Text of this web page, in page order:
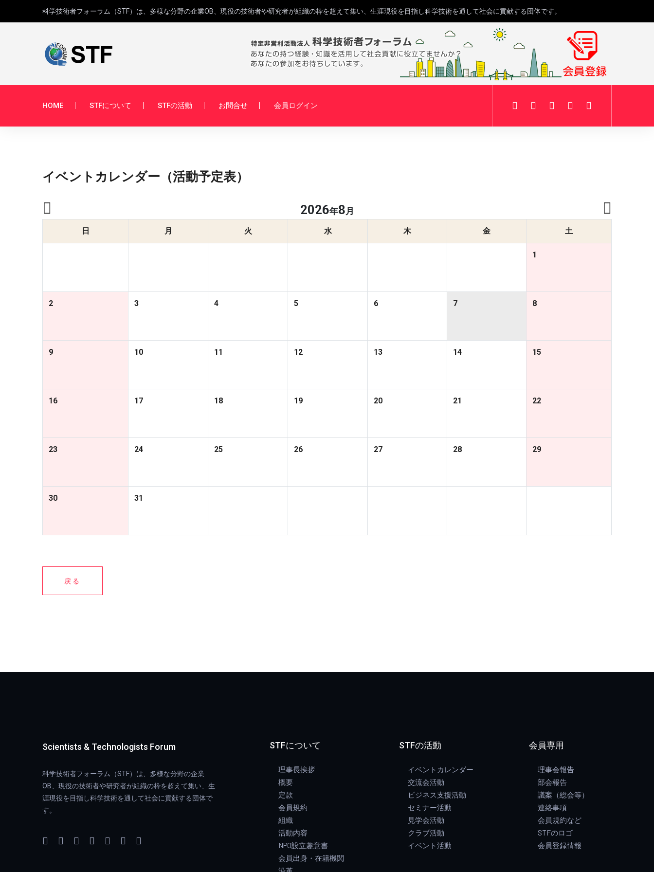
科学技術者フォーラム（STF）は、多様な分野の企業OB、現役の技術者や研究者が組織の枠を超えて集い、生涯現役を目指し科学技術を通して社会に貢献する団体です。
HOME STFについて STFの活動 お問合せ 会員ログイン
イベントカレンダー（活動予定表）
2026年8月
日 月 火 水 木 金 土
1
2 3 4 5 6 7 8
9 10 11 12 13 14 15
16 17 18 19 20 21 22
23 24 25 26 27 28 29
30 31
Scientists & Technologists Forum
科学技術者フォーラム（STF）は、多様な分野の企業
OB、現役の技術者や研究者が組織の枠を超えて集い、生
涯現役を目指し科学技術を通して社会に貢献する団体で
す。
STFについて
理事長挨拶
概要
定款
会員規約
組織
活動内容
NPO設立趣意書
会員出身・在籍機関
STFの活動
イベントカレンダー
交流会活動
ビジネス支援活動
セミナー活動
見学会活動
クラブ活動
イベント活動
会員専用
理事会報告
部会報告
議案（総会等）
連絡事項
会員規約など
STFのロゴ
会員登録情報